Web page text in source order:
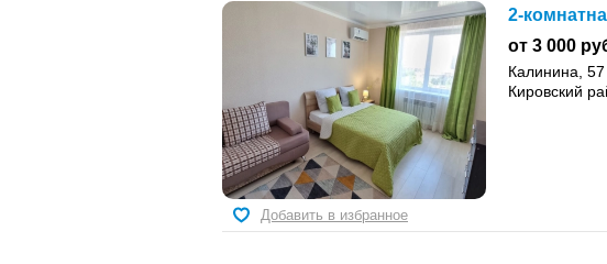
2-
от 3 000
Калинина, 57
Кировский
Добавить в избранное